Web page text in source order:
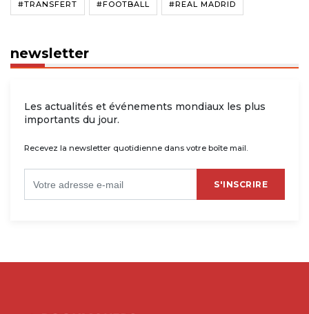
#TRANSFERT #FOOTBALL #REAL MADRID
newsletter
Les actualités et événements mondiaux les plus
importants du jour.
Recevez la newsletter quotidienne dans votre boîte mail.
S'INSCRIRE